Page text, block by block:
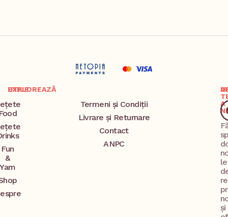
EXPLOREAZĂ
Fun
&
Yam
UTILE
Termeni și Condiții
Livrare și Returnare
Contact
ANPC
A
și